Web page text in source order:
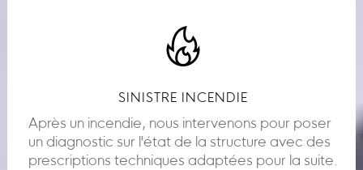
SINISTRE INCENDIE
Après un incendie, nous intervenons pour poser
un diagnostic sur l'état de la structure avec des
prescriptions techniques adaptées pour la suite.